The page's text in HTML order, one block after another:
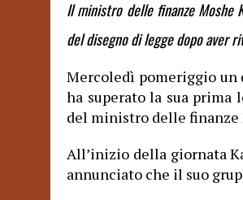
Il ministro delle finanze Moshe
del disegno di legge dopo aver
Mercoledì pomeriggio
ha superato la sua prima
del ministro delle finanze
All’inizio della giornata
annunciato che il suo